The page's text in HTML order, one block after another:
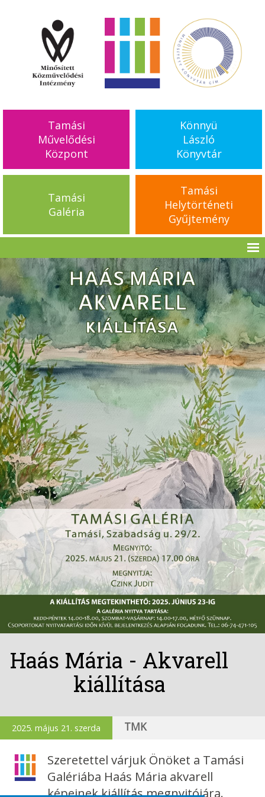
Tamási
Művelődési
Központ
Könnyü
László
Könyvtár
Tamási
Galéria
Tamási
Helytörténeti
Gyűjtemény
Haás Mária - Akvarell
kiállítása
2025. május 21. szerda TMK
Szeretettel várjuk Önöket a Tamási
Galériába Haás Mária akvarell
képeinek kiállítás megnyitójára.